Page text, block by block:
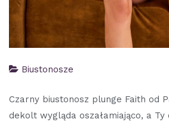
Biustonosze
Czarny biustonosz plunge Faith od
dekolt wygląda oszałamiająco, a Ty